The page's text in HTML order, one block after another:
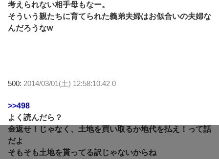
考えられない相手母もなー。
そういう親たちに育てられた義弟夫婦はお似合いの夫婦な
んだろうなw
500: 2014/03/01(土) 12:58:10.42 0
>>498
よく読んだら？
金返せ！じゃなく、土地を買い取るか地代を払え！って話
だよ
そもそも土地を貰ってる訳じゃないからね